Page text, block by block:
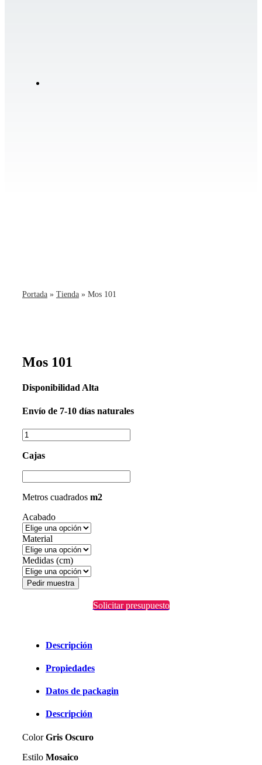
Portada» Tienda» Mos 101
Mos 101
Disponibilidad Alta
Envío de 7-10 días naturales
Cajas
Metros cuadrados m2
Acabado
Material
Medidas (cm)
Pedir muestra
Solicitar presupuesto
Descripción
Propiedades
Datos de packagin
Descripción
ColorGris Oscuro
Estilo Mosaico